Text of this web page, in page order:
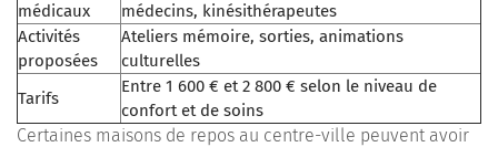
médicaux
médecins, kinésithérapeutes
Activités
proposées
Ateliers mémoire, sorties, animations
culturelles
Tarifs
Entre 1 600 € et 2 800 € selon le niveau de
confort et de soins
Certaines maisons de repos au centre-ville peuvent avoir